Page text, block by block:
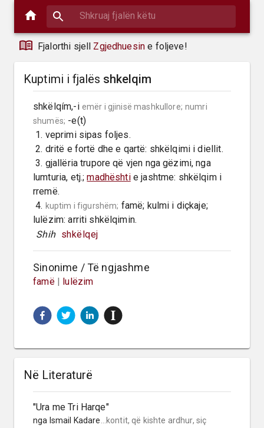
Fjalorthi sjell Zgjedhuesin e foljeve!
Kuptimi i fjalës shkelqim
shkëlqím,-i emër i gjinisë mashkullore; numri
shumës; -e(t)
2. dritë e fortë dhe e qartë: shkëlqimi i diellit.
3. gjallëria trupore që vjen nga gëzimi, nga
lumturia, etj.; madhështi e jashtme: shkëlqim i
rremë.
4. kuptim i figurshëm; famë; kulmi i diçkaje;
lulëzim: arriti shkëlqimin.
Shih shkëlqej
Sinonime / Të ngjashme
famë | lulëzim
Në Literaturë
"Ura me Tri Harqe"
nga Ismail Kadare ...kontit, që kishte ardhur, siç